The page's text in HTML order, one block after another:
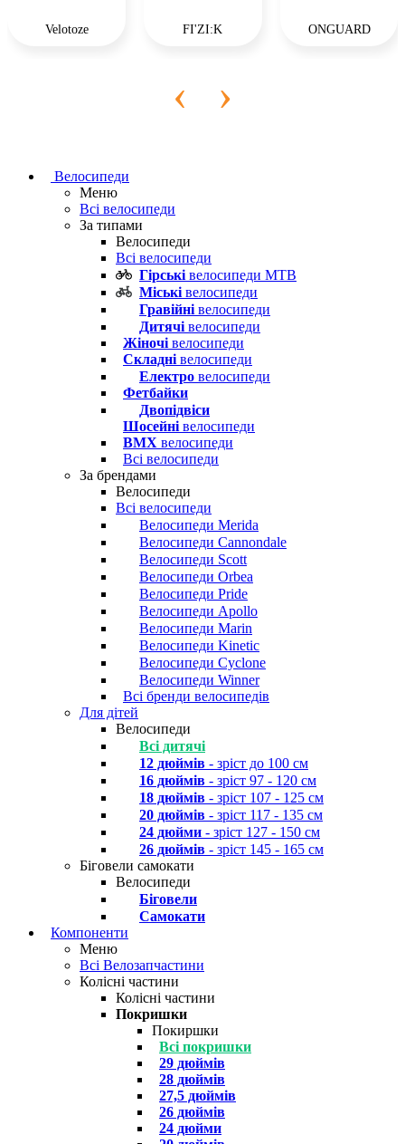
Velotoze FI'ZI:K ONGUARD
‹ ›
Велосипеди
Меню
Всі велосипеди
За типами
Велосипеди
Всі велосипеди
Гірські велосипеди MTB
Міські велосипеди
Гравійні велосипеди
Дитячі велосипеди
Жіночі велосипеди
Складні велосипеди
Електро велосипеди
Фетбайки
Двопідвіси
Шосейні велосипеди
BMX велосипеди
Всі велосипеди
За брендами
Велосипеди
Всі велосипеди
Велосипеди Merida
Велосипеди Cannondale
Велосипеди Scott
Велосипеди Orbea
Велосипеди Pride
Велосипеди Apollo
Велосипеди Marin
Велосипеди Kinetic
Велосипеди Cyclone
Велосипеди Winner
Всі бренди велосипедів
Для дітей
Велосипеди
Всі дитячі
12 дюймів - зріст до 100 см
16 дюймів - зріст 97 - 120 см
18 дюймів - зріст 107 - 125 см
20 дюймів - зріст 117 - 135 см
24 дюйми - зріст 127 - 150 см
26 дюймів - зріст 145 - 165 см
Біговели самокати
Велосипеди
Біговели
Самокати
Компоненти
Меню
Всі Велозапчастини
Колісні частини
Колісні частини
Покришки
Покиршки
Всі покришки
29 дюймів
28 дюймів
27,5 дюймів
26 дюймів
24 дюйми